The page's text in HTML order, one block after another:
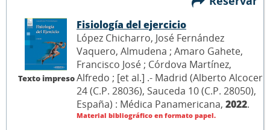
Texto impreso
Fisiología del ejercicio
López Chicharro, José Fernández
Vaquero, Almudena ; Amaro Gahete,
Francisco José ; Córdova Martínez,
Alfredo ; [et al.] .- Madrid (Alberto Alcocer
24 (C.P. 28036), Sauceda 10 (C.P. 28050),
España) : Médica Panamericana, 2022.
Material bibliográfico en formato papel.